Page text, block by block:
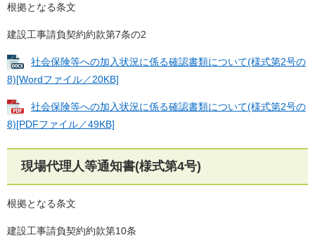
根拠となる条文
建設工事請負契約約款第7条の2
社会保険等への加入状況に係る確認書類について(様式第2号の
8)[Wordファイル／20KB]
社会保険等への加入状況に係る確認書類について(様式第2号の
8)[PDFファイル／49KB]
現場代理人等通知書(様式第4号)
根拠となる条文
建設工事請負契約約款第10条